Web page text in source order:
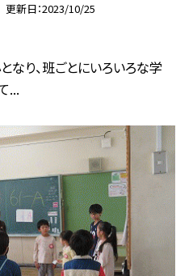
更新日 2023/10/25
なり、班ごとにいろいろな学
...